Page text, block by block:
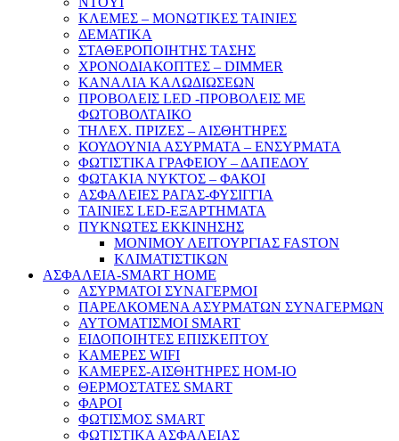
ΚΛΕΜΕΣ – ΜΟΝΩΤΙΚΕΣ ΤΑΙΝΙΕΣ
ΔΕΜΑΤΙΚΑ
ΣΤΑΘΕΡΟΠΟΙΗΤΗΣ ΤΑΣΗΣ
ΧΡΟΝΟΔΙΑΚΟΠΤΕΣ – DIMMER
ΚΑΝΑΛΙΑ ΚΑΛΩΔΙΩΣΕΩΝ
ΠΡΟΒΟΛΕΙΣ LED -ΠΡΟΒΟΛΕΙΣ ΜΕ
ΦΩΤΟΒΟΛΤΑΙΚΟ
ΤΗΛΕΧ. ΠΡΙΖΕΣ – ΑΙΣΘΗΤΗΡΕΣ
ΚΟΥΔΟΥΝΙΑ ΑΣΥΡΜΑΤΑ – ΕΝΣΥΡΜΑΤΑ
ΦΩΤΙΣΤΙΚΑ ΓΡΑΦΕΙΟΥ – ΔΑΠΕΔΟΥ
ΦΩΤΑΚΙΑ ΝΥΚΤΟΣ – ΦΑΚΟΙ
ΑΣΦΑΛΕΙΕΣ ΡΑΓΑΣ-ΦΥΣΙΓΓΙΑ
ΤΑΙΝΙΕΣ LED-ΕΞΑΡΤΗΜΑΤΑ
ΠΥΚΝΩΤΕΣ ΕΚΚΙΝΗΣΗΣ
ΜΟΝΙΜΟΥ ΛΕΙΤΟΥΡΓΙΑΣ FASTON
ΚΛΙΜΑΤΙΣΤΙΚΩΝ
ΑΣΦΑΛΕΙΑ-SMART HOME
ΑΣΥΡΜΑΤΟΙ ΣΥΝΑΓΕΡΜΟΙ
ΠΑΡΕΛΚΟΜΕΝΑ ΑΣΥΡΜΑΤΩΝ ΣΥΝΑΓΕΡΜΩΝ
ΑΥΤΟΜΑΤΙΣΜΟΙ SMART
ΕΙΔΟΠΟΙΗΤΕΣ ΕΠΙΣΚΕΠΤΟΥ
ΚΑΜΕΡΕΣ WIFI
ΚΑΜΕΡΕΣ-ΑΙΣΘΗΤΗΡΕΣ ΗΟΜ-ΙΟ
ΘΕΡΜΟΣΤΑΤΕΣ SMART
ΦΑΡΟΙ
ΦΩΤΙΣΜΟΣ SMART
ΦΩΤΙΣΤΙΚΑ ΑΣΦΑΛΕΙΑΣ